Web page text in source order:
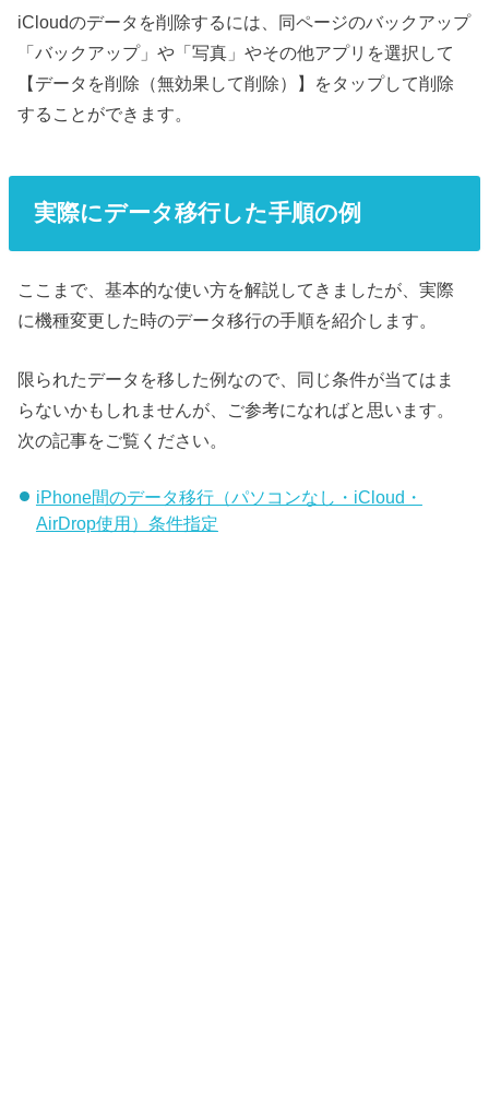
iCloudのデータを削除するには、同ページのバックアップ
「バックアップ」や「写真」やその他アプリを選択して
【データを削除（無効果して削除）】をタップして削除
することができます。
実際にデータ移行した手順の例
ここまで、基本的な使い方を解説してきましたが、実際
に機種変更した時のデータ移行の手順を紹介します。
限られたデータを移した例なので、同じ条件が当てはま
らないかもしれませんが、ご参考になればと思います。
次の記事をご覧ください。
iPhone間のデータ移行（パソコンなし・iCloud・
AirDrop使用）条件指定